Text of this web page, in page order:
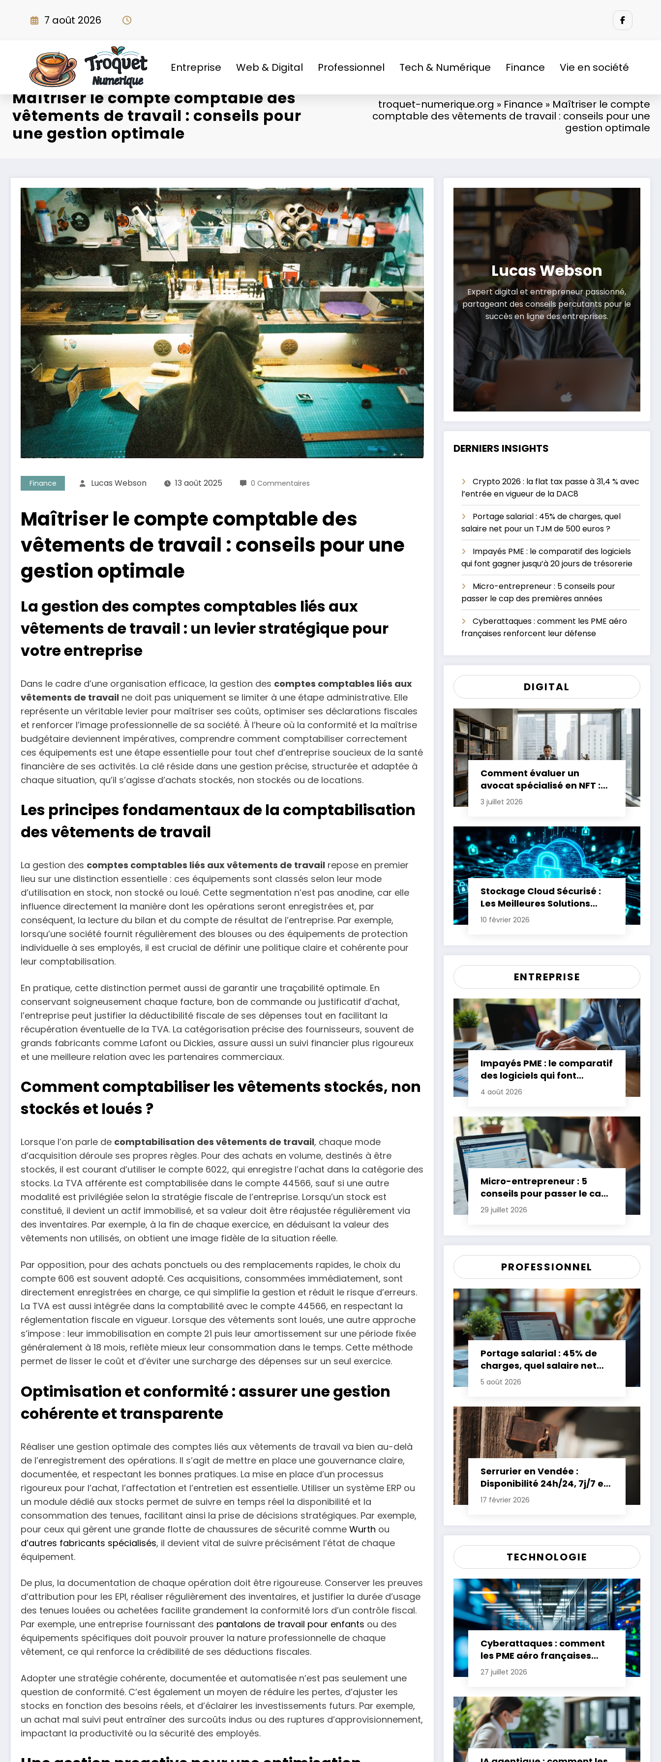
7 août 2026
Entreprise Web & Digital Professionnel Tech & Numérique Finance Vie en société
Maîtriser le compte comptable des
vêtements de travail : conseils pour
une gestion optimale
troquet-numerique.org » Finance » Maîtriser le compte
comptable des vêtements de travail : conseils pour une
gestion optimale
Finance Lucas Webson 13 août 2025 0 Commentaires
Maîtriser le compte comptable des
vêtements de travail : conseils pour une
gestion optimale
La gestion des comptes comptables liés aux
vêtements de travail : un levier stratégique pour
votre entreprise
Dans le cadre d’une organisation efficace, la gestion des comptes comptables liés aux
vêtements de travail ne doit pas uniquement se limiter à une étape administrative. Elle
représente un véritable levier pour maîtriser ses coûts, optimiser ses déclarations fiscales
et renforcer l’image professionnelle de sa société. À l’heure où la conformité et la maîtrise
budgétaire deviennent impératives, comprendre comment comptabiliser correctement
ces équipements est une étape essentielle pour tout chef d’entreprise soucieux de la santé
financière de ses activités. La clé réside dans une gestion précise, structurée et adaptée à
chaque situation, qu’il s’agisse d’achats stockés, non stockés ou de locations.
Les principes fondamentaux de la comptabilisation
des vêtements de travail
La gestion des comptes comptables liés aux vêtements de travail repose en premier
lieu sur une distinction essentielle : ces équipements sont classés selon leur mode
d’utilisation en stock, non stocké ou loué. Cette segmentation n’est pas anodine, car elle
influence directement la manière dont les opérations seront enregistrées et, par
conséquent, la lecture du bilan et du compte de résultat de l’entreprise. Par exemple,
lorsqu’une société fournit régulièrement des blouses ou des équipements de protection
individuelle à ses employés, il est crucial de définir une politique claire et cohérente pour
leur comptabilisation.
En pratique, cette distinction permet aussi de garantir une traçabilité optimale. En
conservant soigneusement chaque facture, bon de commande ou justificatif d’achat,
l’entreprise peut justifier la déductibilité fiscale de ses dépenses tout en facilitant la
récupération éventuelle de la TVA. La catégorisation précise des fournisseurs, souvent de
grands fabricants comme Lafont ou Dickies, assure aussi un suivi financier plus rigoureux
et une meilleure relation avec les partenaires commerciaux.
Comment comptabiliser les vêtements stockés, non
stockés et loués ?
Lorsque l’on parle de comptabilisation des vêtements de travail, chaque mode
d’acquisition déroule ses propres règles. Pour des achats en volume, destinés à être
stockés, il est courant d’utiliser le compte 6022, qui enregistre l’achat dans la catégorie des
stocks. La TVA afférente est comptabilisée dans le compte 44566, sauf si une autre
modalité est privilégiée selon la stratégie fiscale de l’entreprise. Lorsqu’un stock est
constitué, il devient un actif immobilisé, et sa valeur doit être réajustée régulièrement via
des inventaires. Par exemple, à la fin de chaque exercice, en déduisant la valeur des
vêtements non utilisés, on obtient une image fidèle de la situation réelle.
Par opposition, pour des achats ponctuels ou des remplacements rapides, le choix du
compte 606 est souvent adopté. Ces acquisitions, consommées immédiatement, sont
directement enregistrées en charge, ce qui simplifie la gestion et réduit le risque d’erreurs.
La TVA est aussi intégrée dans la comptabilité avec le compte 44566, en respectant la
réglementation fiscale en vigueur. Lorsque des vêtements sont loués, une autre approche
s’impose : leur immobilisation en compte 21 puis leur amortissement sur une période fixée
généralement à 18 mois, reflète mieux leur consommation dans le temps. Cette méthode
permet de lisser le coût et d’éviter une surcharge des dépenses sur un seul exercice.
Optimisation et conformité : assurer une gestion
cohérente et transparente
Réaliser une gestion optimale des comptes liés aux vêtements de travail va bien au-delà
de l’enregistrement des opérations. Il s’agit de mettre en place une gouvernance claire,
documentée, et respectant les bonnes pratiques. La mise en place d’un processus
rigoureux pour l’achat, l’affectation et l’entretien est essentielle. Utiliser un système ERP ou
un module dédié aux stocks permet de suivre en temps réel la disponibilité et la
consommation des tenues, facilitant ainsi la prise de décisions stratégiques. Par exemple,
pour ceux qui gèrent une grande flotte de chaussures de sécurité comme Wurth ou
d’autres fabricants spécialisés, il devient vital de suivre précisément l’état de chaque
équipement.
De plus, la documentation de chaque opération doit être rigoureuse. Conserver les preuves
d’attribution pour les EPI, réaliser régulièrement des inventaires, et justifier la durée d’usage
des tenues louées ou achetées facilite grandement la conformité lors d’un contrôle fiscal.
Par exemple, une entreprise fournissant des pantalons de travail pour enfants ou des
équipements spécifiques doit pouvoir prouver la nature professionnelle de chaque
vêtement, ce qui renforce la crédibilité de ses déductions fiscales.
Adopter une stratégie cohérente, documentée et automatisée n’est pas seulement une
question de conformité. C’est également un moyen de réduire les pertes, d’ajuster les
stocks en fonction des besoins réels, et d’éclairer les investissements futurs. Par exemple,
un achat mal suivi peut entraîner des surcoûts indus ou des ruptures d’approvisionnement,
impactant la productivité ou la sécurité des employés.
Lucas Webson
Expert digital et entrepreneur passionné,
partageant des conseils percutants pour le
succès en ligne des entreprises.
DERNIERS INSIGHTS
Crypto 2026 : la flat tax passe à 31,4 % avec
l’entrée en vigueur de la DAC8
Portage salarial : 45% de charges, quel
salaire net pour un TJM de 500 euros ?
Impayés PME : le comparatif des logiciels
qui font gagner jusqu’à 20 jours de trésorerie
Micro-entrepreneur : 5 conseils pour
passer le cap des premières années
Cyberattaques : comment les PME aéro
françaises renforcent leur défense
DIGITAL
Comment évaluer un
avocat spécialisé en NFT :
critères essentiels
3 juillet 2026
Stockage Cloud Sécurisé :
Les Meilleures Solutions
pour Protéger Vos Données
10 février 2026
ENTREPRISE
Impayés PME : le comparatif
des logiciels qui font
gagner jusqu’à 20 jours de
4 août 2026
Micro-entrepreneur : 5
conseils pour passer le cap
des premières années
29 juillet 2026
PROFESSIONNEL
Portage salarial : 45% de
charges, quel salaire net
pour un TJM de 500 euros ?
5 août 2026
Serrurier en Vendée :
Disponibilité 24h/24, 7j/7 et
Tarifs Clairs pour une
17 février 2026
TECHNOLOGIE
Cyberattaques : comment
les PME aéro françaises
renforcent leur défense
27 juillet 2026